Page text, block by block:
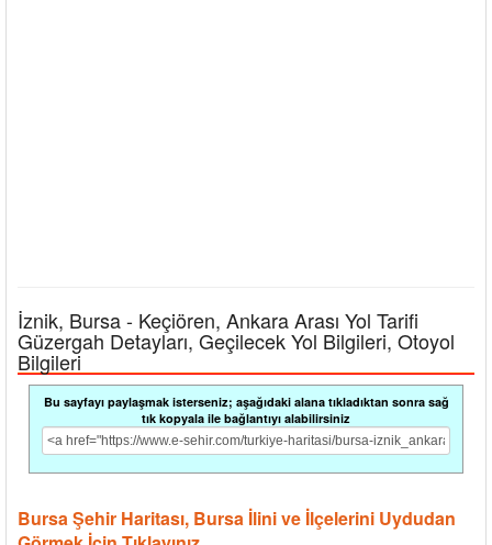
İznik, Bursa - Keçiören, Ankara Arası Yol Tarifi
Güzergah Detayları, Geçilecek Yol Bilgileri, Otoyol
Bilgileri
Bu sayfayı paylaşmak isterseniz; aşağıdaki alana tıkladıktan sonra sağ
tık kopyala ile bağlantıyı alabilirsiniz
Bursa Şehir Haritası, Bursa İlini ve İlçelerini Uydudan